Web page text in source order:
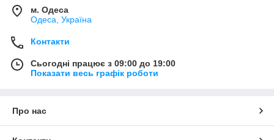
м. Одеса
Одеса, Україна
Контакти
Сьогодні працює з 09:00 до 19:00
Показати весь графік роботи
Про нас